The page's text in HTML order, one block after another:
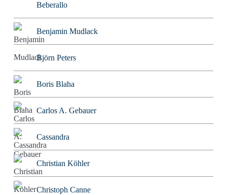
Beberallo
Benjamin Mudlack
Björn Peters
Boris Blaha
Carlos A. Gebauer
Cassandra
Christian Köhler
Christoph Canne